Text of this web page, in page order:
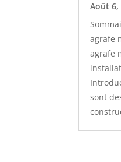
Août 6,
agrafe
agrafe
sont